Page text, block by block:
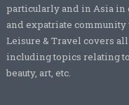
particularly and in Asia in
and expatriate
Leisure & Travel covers
including topics relating
beauty, art, etc.